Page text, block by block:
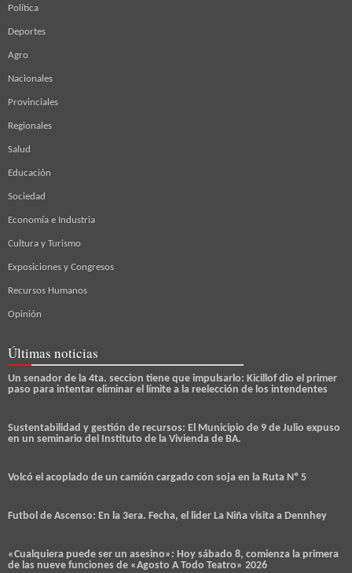
Política
Deportes
Agro
Nacionales
Provinciales
Regionales
Salud
Educación
Sociedad
Economía e Industria
Cultura y Turismo
Exposiciones y Congresos
Recursos Humanos
Opinión
Últimas noticias
Un senador de la 4ta. seccion tiene que impulsarlo: Kicillof dio el primer
paso para intentar eliminar el límite a la reelección de los intendentes
Sustentabilidad y gestión de recursos: El Municipio de 9 de Julio expuso
en un seminario del Instituto de la Vivienda de BA.
Volcó el acoplado de un camión cargado con soja en la Ruta Nº 5
Futbol de Ascenso: En la 3era. Fecha, el lider La Niña visita a Dennhey
«Cualquiera puede ser un asesino»: Hoy sábado 8, comienza la primera
de las nueve funciones de «Agosto A Todo Teatro» 2026